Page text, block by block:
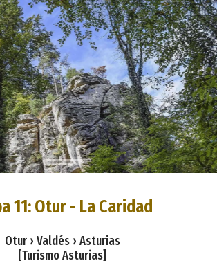
11: Otur - La Caridad
Otur › Valdés › Asturias
[Turismo Asturias]